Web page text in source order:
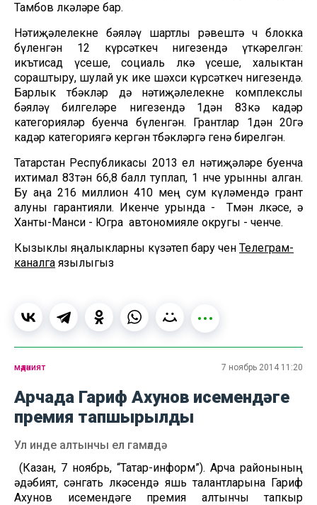
Тамбов өлкәләре бар.
Нәтиҗәлелекне бәяләү шартлы рәвештә өч блокка
бүленгән 12 күрсәткеч нигезендә үткәрелгән:
икътисад үсеше, социаль өлкә үсеше, халыктан
сораштыру, шулай ук ике шәхси күрсәткеч нигезендә.
Барлык төбәкләр дә нәтиҗәлелекне комплекслы
бәяләү билгеләре нигезендә 1дән 83кә кадәр
категорияләр буенча бүленгән. Грантлар 1дән 20гә
кадәр категориягә кергән төбәкләргә генә бирелгән.
Татарстан Республикасы 2013 ел нәтиҗәләре буенча
ихтимал 83тән 66,8 балл туплап, 1 нче урынны алган.
Бу аңа 216 миллион 410 мең сум күләмендә грант
алуны гарантияли. Икенче урында - Төмән өлкәсе, ә
Ханты-Манси - Югра автономияле округы - өченче.
Кызыклы яңалыкларны күзәтеп бару өчен Телеграм-
каналга язылыгыз
мәдәният 7 ноябрь 2014 11:20
Арчада Гариф Ахунов исемендәге
премия тапшырылды
Ул инде алтынчы ел гамәлдә
(Казан, 7 ноябрь, “Татар-информ”). Арча районының
әдәбият, сәнгать өлкәсендә яшь талантларына Гариф
Ахунов исемендәге премия алтынчы тапкыр